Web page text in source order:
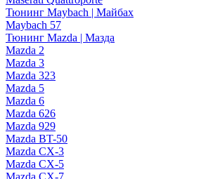
Тюнинг Maybach | Майбах
Maybach 57
Тюнинг Mazda | Мазда
Mazda 2
Mazda 3
Mazda 323
Mazda 5
Mazda 6
Mazda 626
Mazda 929
Mazda BT-50
Mazda CX-3
Mazda CX-5
Mazda CX-7